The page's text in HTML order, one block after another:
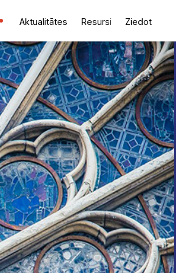
Aktualitātes Resursi Ziedot